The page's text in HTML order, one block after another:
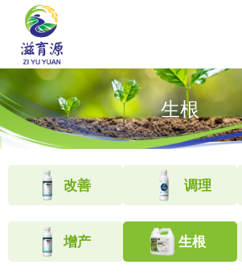
生根
改善 调理
增产 生根